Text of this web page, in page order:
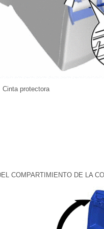
Cinta protectora
COMPARTIMIENTO DE LA